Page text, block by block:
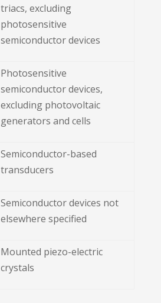
triacs, excluding
photosensitive
semiconductor devices
Photosensitive
semiconductor devices,
excluding photovoltaic
generators and cells
Semiconductor-based
transducers
Semiconductor devices not
elsewhere specified
Mounted piezo-electric
crystals